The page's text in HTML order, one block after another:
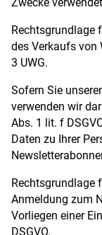
Rechtsgrundlage
des Verkaufs von
3 UWG.
Sofern Sie
verwenden wir
Abs. 1 lit. f
Daten zu Ihrer
Rechtsgrundlage
Anmeldung zum
Vorliegen einer
DSGVO.